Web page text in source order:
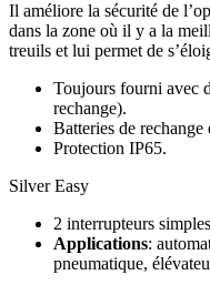
Il améliore la sécurité de
dans la zone où il y a la
treuils et lui permet de
Toujours fourni avec
rechange).
Batteries de
Protection IP65.
Silver Easy
2 interrupteurs
Applications:
pneumatique,